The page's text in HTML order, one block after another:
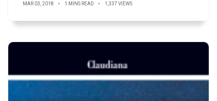
MAR 03, 2018 1 MINS READ 1,337 VIEWS